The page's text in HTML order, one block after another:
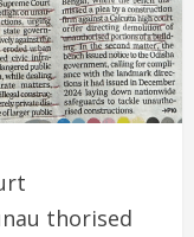
thorised